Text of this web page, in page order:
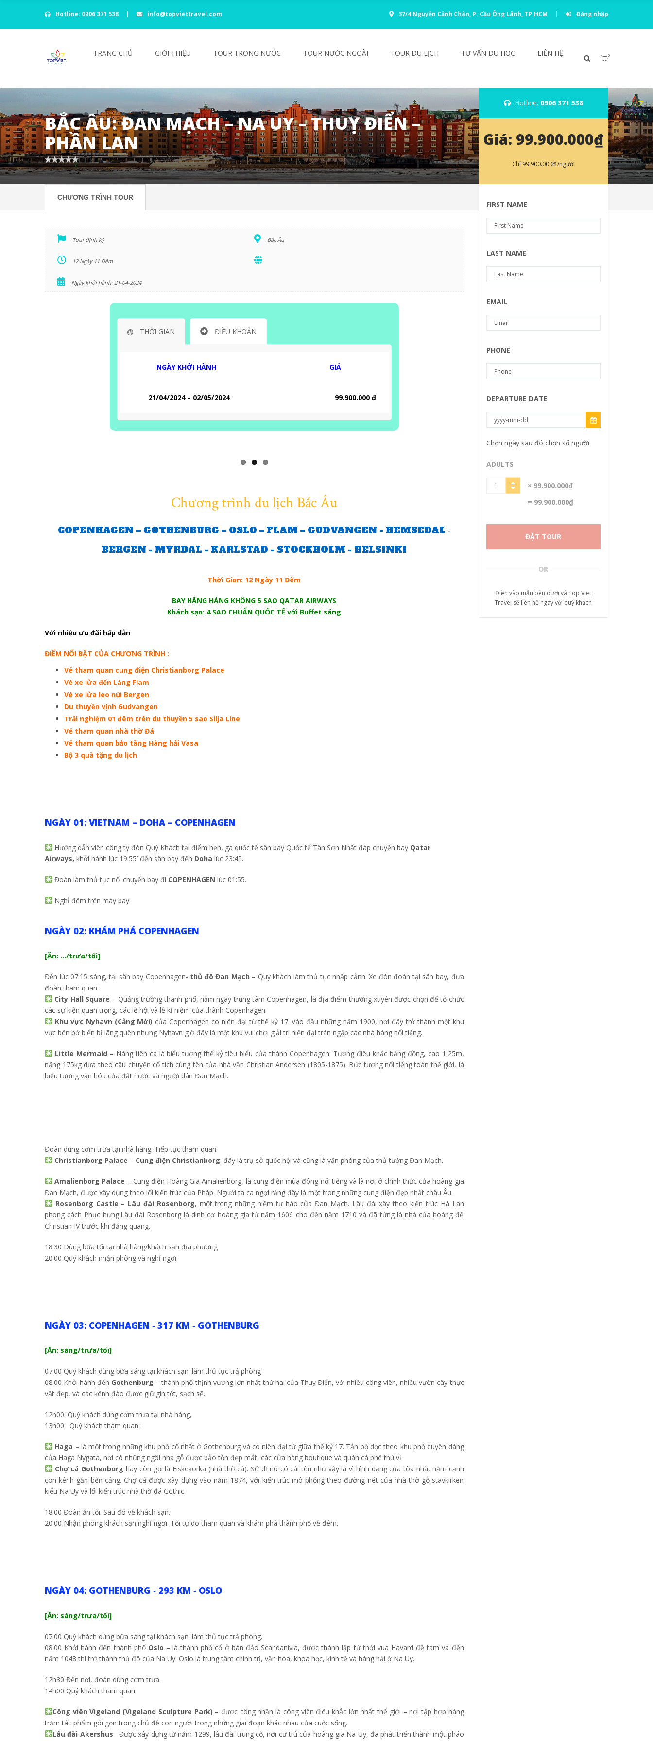
Hotline: 0906 371 538 | info@topviettravel.com 37/4 Nguyễn Cảnh Chân, P. Cầu Ông Lãnh, TP.HCM | Đăng nhập
0
TRANG CHỦ GIỚI THIỆU TOUR TRONG NƯỚC TOUR NƯỚC NGOÀI TOUR DU LỊCH TƯ VẤN DU HỌC LIÊN HỆ
BẮC ÂU: ĐAN MẠCH – NA UY – THUỴ ĐIỂN –
PHẦN LAN
CHƯƠNG TRÌNH TOUR
Tour định kỳ
12 Ngày 11 Đêm
Ngày khởi hành: 21-04-2024
Bắc Âu
THỜI GIAN ĐIỀU KHOẢN
NGÀY KHỞI HÀNH GIÁ
21/04/2024 – 02/05/2024 99.900.000 đ
Chương trình du lịch Bắc Âu
COPENHAGEN – GOTHENBURG – OSLO – FLAM – GUDVANGEN - HEMSEDAL ‐
BERGEN - MYRDAL - KARLSTAD - STOCKHOLM - HELSINKI
Thời Gian: 12 Ngày 11 Đêm
BAY HÃNG HÀNG KHÔNG 5 SAO QATAR AIRWAYS
Khách sạn: 4 SAO CHUẨN QUỐC TẾ với Buffet sáng
Với nhiều ưu đãi hấp dẫn
ĐIỂM NỔI BẬT CỦA CHƯƠNG TRÌNH :
Vé tham quan cung điện Christianborg Palace
Vé xe lửa đến Làng Flam
Vé xe lửa leo núi Bergen
Du thuyền vịnh Gudvangen
Trải nghiệm 01 đêm trên du thuyền 5 sao Silja Line
Vé tham quan nhà thờ Đá
Vé tham quan bảo tàng Hàng hải Vasa
Bộ 3 quà tặng du lịch
NGÀY 01: VIETNAM – DOHA – COPENHAGEN
Hướng dẫn viên công ty đón Quý Khách tại điểm hẹn, ga quốc tế sân bay Quốc tế Tân Sơn Nhất đáp chuyến bay Qatar
Airways, khởi hành lúc 19:55′ đến sân bay đến Doha lúc 23:45.
Đoàn làm thủ tục nối chuyến bay đi COPENHAGEN lúc 01:55.
Nghỉ đêm trên máy bay.
NGÀY 02: KHÁM PHÁ COPENHAGEN
[Ăn: …/trưa/tối]
Đến lúc 07:15 sáng, tại sân bay Copenhagen- thủ đô Đan Mạch – Quý khách làm thủ tục nhập cảnh. Xe đón đoàn tại sân bay, đưa
đoàn tham quan :
City Hall Square – Quảng trường thành phố, nằm ngay trung tâm Copenhagen, là địa điểm thường xuyên được chọn để tổ chức
các sự kiện quan trọng, các lễ hội và lễ kỉ niệm của thành Copenhagen.
Khu vực Nyhavn (Cảng Mới) của Copenhagen có niên đại từ thế kỷ 17. Vào đầu những năm 1900, nơi đây trở thành một khu
vực bên bờ biển bị lãng quên nhưng Nyhavn giờ đây là một khu vui chơi giải trí hiện đại tràn ngập các nhà hàng nổi tiếng.
Little Mermaid – Nàng tiên cá là biểu tượng thế kỷ tiêu biểu của thành Copenhagen. Tượng điêu khắc bằng đồng, cao 1,25m,
nặng 175kg dựa theo câu chuyện cổ tích cùng tên của nhà văn Christian Andersen (1805-1875). Bức tượng nổi tiếng toàn thế giới, là
biểu tượng văn hóa của đất nước và người dân Đan Mạch.
Đoàn dùng cơm trưa tại nhà hàng. Tiếp tục tham quan:
Christianborg Palace – Cung điện Christianborg: đây là trụ sở quốc hội và cũng là văn phòng của thủ tướng Đan Mạch.
Amalienborg Palace – Cung điện Hoàng Gia Amalienborg, là cung điện mùa đông nổi tiếng và là nơi ở chính thức của hoàng gia
Đan Mạch, được xây dựng theo lối kiến trúc của Pháp. Người ta ca ngợi rằng đây là một trong những cung điện đẹp nhất châu Âu.
Rosenborg Castle – Lâu đài Rosenborg, một trong những niềm tự hào của Đan Mạch. Lâu đài xây theo kiến trúc Hà Lan
phong cách Phục hưng.Lâu đài Rosenborg là dinh cơ hoàng gia từ năm 1606 cho đến năm 1710 và đã từng là nhà của hoàng đế
Christian IV trước khi đăng quang.
18:30 Dùng bữa tối tại nhà hàng/khách sạn địa phương
20:00 Quý khách nhận phòng và nghỉ ngơi
NGÀY 03: COPENHAGEN ‐ 317 KM ‐ GOTHENBURG
[Ăn: sáng/trưa/tối]
07:00 Quý khách dùng bữa sáng tại khách sạn. làm thủ tục trả phòng
08:00 Khởi hành đến Gothenburg – thành phố thịnh vượng lớn nhất thứ hai của Thuỵ Điển, với nhiều công viên, nhiều vườn cây thực
vật đẹp, và các kênh đào được giữ gìn tốt, sạch sẽ.
12h00: Quý khách dùng cơm trưa tại nhà hàng,
13h00: Quý khách tham quan :
Haga – là một trong những khu phố cổ nhất ở Gothenburg và có niên đại từ giữa thế kỷ 17. Tản bộ dọc theo khu phố duyên dáng
của Haga Nygata, nơi có những ngôi nhà gỗ được bảo tồn đẹp mắt, các cửa hàng boutique và quán cà phê thú vị.
Chợ cá Gothenburg hay còn gọi là Fiskekorka (nhà thờ cá). Sở dĩ nó có cái tên như vậy là vì hình dạng của tòa nhà, nằm cạnh
con kênh gần bến cảng. Chợ cá được xây dựng vào năm 1874, với kiến trúc mô phỏng theo đường nét của nhà thờ gỗ stavkirken
kiểu Na Uy và lối kiến trúc nhà thờ đá Gothic.
18:00 Đoàn ăn tối. Sau đó về khách sạn.
20:00 Nhận phòng khách sạn nghỉ ngơi. Tối tự do tham quan và khám phá thành phố về đêm.
NGÀY 04: GOTHENBURG ‐ 293 KM ‐ OSLO
[Ăn: sáng/trưa/tối]
07:00 Quý khách dùng bữa sáng tại khách sạn. làm thủ tục trả phòng.
08:00 Khởi hành đến thành phố Oslo – là thành phố cổ ở bán đảo Scandanivia, được thành lập từ thời vua Havard đệ tam và đến
năm 1048 thì trở thành thủ đô của Na Uy. Oslo là trung tâm chính trị, văn hóa, khoa học, kinh tế và hàng hải ở Na Uy.
12h30 Đến nơi, đoàn dùng cơm trưa.
14h00 Quý khách tham quan:
Công viên Vigeland (Vigeland Sculpture Park) – được công nhận là công viên điêu khắc lớn nhất thế giới – nơi tập hợp hàng
trăm tác phẩm gói gọn trong chủ đề con người trong những giai đoạn khác nhau của cuộc sống.
Lâu đài Akershus– Được xây dựng từ năm 1299, lâu đài trung cổ, nơi cư trú của hoàng gia Na Uy, đã phát triển thành một pháo
Hotline: 0906 371 538
Giá: 99.900.000₫
Chỉ 99.900.000₫/người
FIRST NAME
LAST NAME
EMAIL
PHONE
DEPARTURE DATE
Chọn ngày sau đó chọn số người
ADULTS
× 99.900.000₫
= 99.900.000₫
ĐẶT TOUR
OR
Điền vào mẫu bên dưới và Top Viet
Travel sẽ liên hệ ngay với quý khách